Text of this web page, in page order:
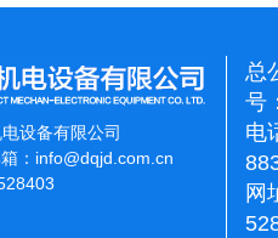
设备有限公司
： info@dqjd.com.cn
总
号
电
网